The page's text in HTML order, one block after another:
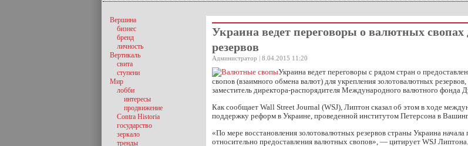
Украина ведет переговоры о валютных свопах
резервов
Администратор | 8.04.2015 11:20
Украина ведет переговоры с рядом стран о
свопов (взаимного обмена валют) для укрепления золотовалютных
заместитель директора-распорядителя Международного валютного фонда
Как сообщает Wall Street Journal (WSJ), Липтон сказал об этом в ходе
поддержку реформ в Украине, проведенной институтом Петерсона в
«По мере восстановления золотовалютных резервов страны Украина
относительно предоставления валютных свопов», — цитирует WSJ Липтона.
Вершина
бизнес
бренд
личность
Вертикаль
свита
ступени
Мир
лобби
интересы
продвижение
Contra Historia
государство
зеркало
тренды